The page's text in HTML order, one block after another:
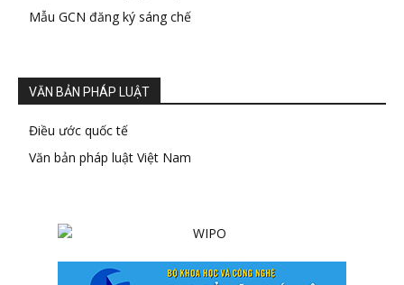
Mẫu GCN đăng ký sáng chế
VĂN BẢN PHÁP LUẬT
Điều ước quốc tế
Văn bản pháp luật Việt Nam